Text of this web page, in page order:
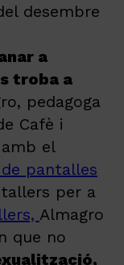
desembre
a
troba a
pedagoga
Cafè i
el
pantalles
per a
Almagro
que no